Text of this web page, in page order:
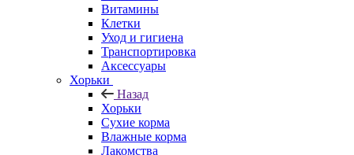
Витамины
Клетки
Уход и гигиена
Транспортировка
Аксессуары
Хорьки
Назад
Хорьки
Сухие корма
Влажные корма
Лакомства